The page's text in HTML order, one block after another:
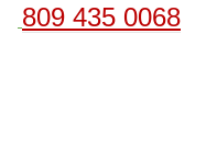
809 435 0068